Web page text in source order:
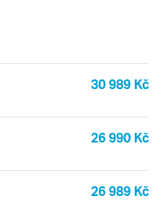
30 989 Kč
26 990 Kč
26 989 Kč